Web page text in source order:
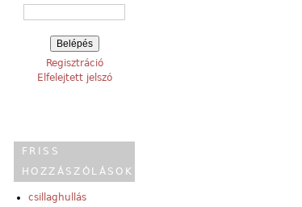
Regisztráció
Elfelejtett jelszó
FRISS
HOZZÁSZÓLÁSOK
csillaghullás